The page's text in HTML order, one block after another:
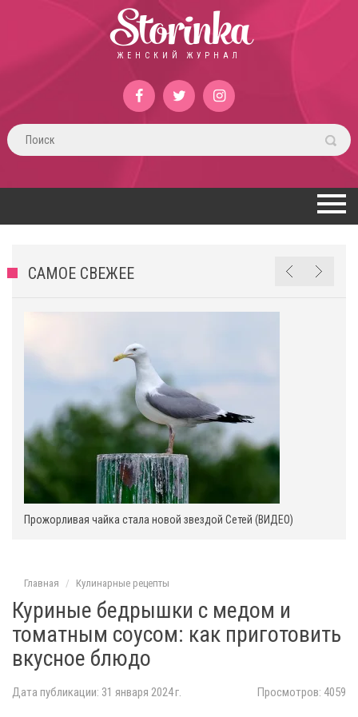
Storinka
ЖЕНСКИЙ ЖУРНАЛ
САМОЕ СВЕЖЕЕ
Прожорливая чайка стала новой звездой Сетей (ВИДЕО)
Главная Кулинарные рецепты
Куриные бедрышки с медом и
томатным соусом: как приготовить
вкусное блюдо
Дата публикации: 31 января 2024 г. Просмотров: 4059